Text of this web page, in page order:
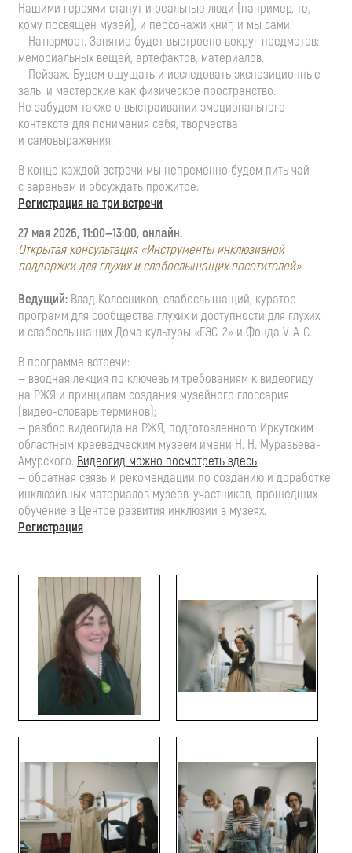
Нашими героями станут и реальные люди (например, те,
кому посвящен музей), и персонажи книг, и мы сами.
— Натюрморт. Занятие будет выстроено вокруг предметов:
мемориальных вещей, артефактов, материалов.
— Пейзаж. Будем ощущать и исследовать экспозиционные
залы и мастерские как физическое пространство.
Не забудем также о выстраивании эмоционального
контекста для понимания себя, творчества
и самовыражения.
В конце каждой встречи мы непременно будем пить чай
с вареньем и обсуждать прожитое.
Регистрация на три встречи
27 мая 2026,11:00—13:00, онлайн.
Открытая консультация «Инструменты инклюзивной
поддержки для глухих и слабослышащих посетителей»
Ведущий: Влад Колесников, слабослышащий, куратор
программ для сообщества глухих и доступности для глухих
и слабослышащих Дома культуры «ГЭС-2» и Фонда V-A-C.
В программе встречи:
— вводная лекция по ключевым требованиям к видеогиду
на РЖЯ и принципам создания музейного глоссария
(видео-словарьтерминов);
— разбор видеогида на РЖЯ, подготовленного Иркутским
областным краеведческим музеем имени Н. Н. Муравьева-
Амурского. Видеогид можно посмотреть здесь;
— обратная связь и рекомендации по созданию и доработке
инклюзивных материалов музеев-участников, прошедших
обучение в Центре развития инклюзии в музеях.
Регистрация